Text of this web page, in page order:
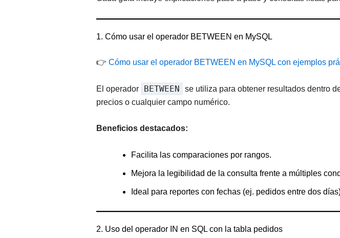
1. Cómo usar el operador BETWEEN en MySQL
👉 Cómo usar el operador BETWEEN en MySQL con ejemplos
El operador BETWEEN
se utiliza para obtener resultados dentro
precios o cualquier campo numérico.
Beneficios destacados:
Facilita las comparaciones por rangos.
Mejora la legibilidad de la consulta frente a múltiples
Ideal para reportes con fechas (ej. pedidos entre dos
2. Uso del operador IN en SQL con la tabla pedidos